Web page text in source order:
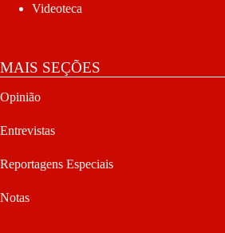
Videoteca
MAIS SEÇÕES
Opinião
Entrevistas
Reportagens Especiais
Notas